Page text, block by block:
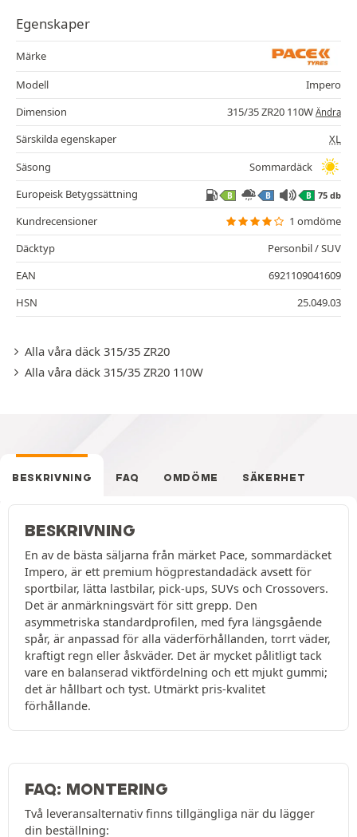
Egenskaper
Märke
Modell
Impero
Dimension
315/35 ZR20 110W Ändra
Särskilda egenskaper
XL
Säsong
Sommardäck
Europeisk Betygssättning
B B B 75 db
Kundrecensioner
1 omdöme
Däcktyp
Personbil / SUV
EAN
6921109041609
HSN
25.049.03
Alla våra däck 315/35 ZR20
Alla våra däck 315/35 ZR20 110W
BESKRIVNING FAQ OMDÖME SÄKERHET
BESKRIVNING
En av de bästa säljarna från märket Pace, sommardäcket
Impero, är ett premium högprestandadäck avsett för
sportbilar, lätta lastbilar, pick-ups, SUVs och Crossovers.
Det är anmärkningsvärt för sitt grepp. Den
asymmetriska standardprofilen, med fyra längsgående
spår, är anpassad för alla väderförhållanden, torrt väder,
kraftigt regn eller åskväder. Det är mycket pålitligt tack
vare en balanserad viktfördelning och ett mjukt gummi;
det är hållbart och tyst. Utmärkt pris-kvalitet
förhållande.
FAQ: MONTERING
Två leveransalternativ finns tillgängliga när du lägger
din beställning: